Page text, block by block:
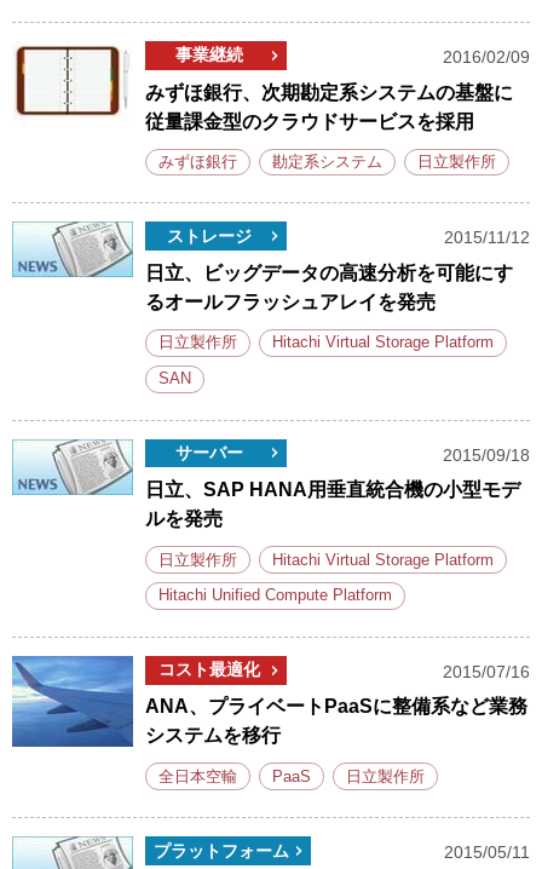
事業継続 2016/02/09
みずほ銀行、次期勘定系システムの基盤に
従量課金型のクラウドサービスを採用
みずほ銀行 勘定系システム 日立製作所
ストレージ 2015/11/12
日立、ビッグデータの高速分析を可能にす
るオールフラッシュアレイを発売
日立製作所 Hitachi Virtual Storage Platform
SAN
サーバー 2015/09/18
日立、SAP HANA用垂直統合機の小型モデ
ルを発売
日立製作所 Hitachi Virtual Storage Platform
Hitachi Unified Compute Platform
コスト最適化 2015/07/16
ANA、プライベートPaaSに整備系など業務
システムを移行
全日本空輸 PaaS 日立製作所
プラットフォーム 2015/05/11